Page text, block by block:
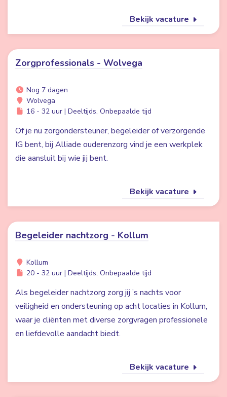
Bekijk vacature
Zorgprofessionals - Wolvega
Nog 7 dagen
Wolvega
16 - 32 uur | Deeltijds, Onbepaalde tijd
Of je nu zorgondersteuner, begeleider of verzorgende
IG bent, bij Alliade ouderenzorg vind je een werkplek
die aansluit bij wie jij bent.
Bekijk vacature
Begeleider nachtzorg - Kollum
Kollum
20 - 32 uur | Deeltijds, Onbepaalde tijd
Als begeleider nachtzorg zorg jij ’s nachts voor
veiligheid en ondersteuning op acht locaties in Kollum,
waar je cliënten met diverse zorgvragen professionele
en liefdevolle aandacht biedt.
Bekijk vacature